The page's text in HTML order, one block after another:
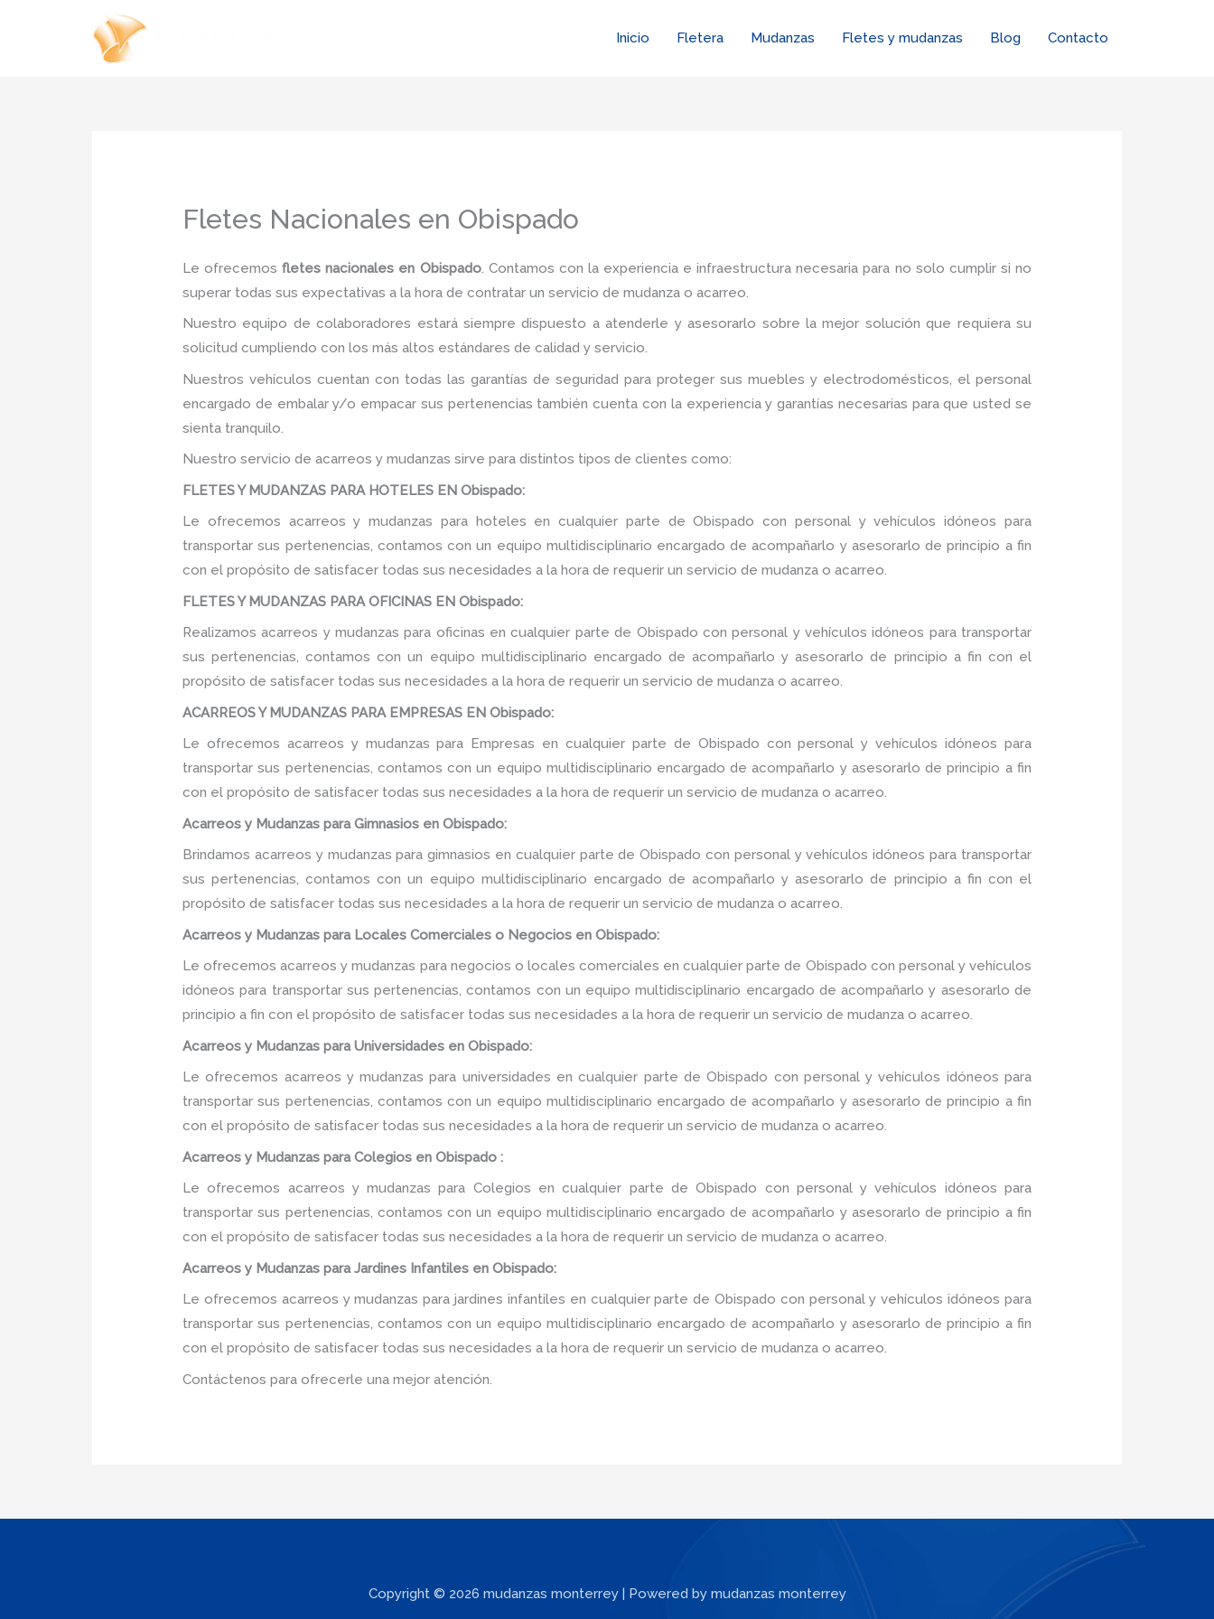
Inicio Fletera Mudanzas Fletes y mudanzas Blog Contacto
Fletes Nacionales en Obispado
Le ofrecemos fletes nacionales en Obispado. Contamos con la experiencia e infraestructura necesaria para no solo cumplir si no
superar todas sus expectativas a la hora de contratar un servicio de mudanza o acarreo.
Nuestro equipo de colaboradores estará siempre dispuesto a atenderle y asesorarlo sobre la mejor solución que requiera su
solicitud cumpliendo con los más altos estándares de calidad y servicio.
Nuestros vehículos cuentan con todas las garantías de seguridad para proteger sus muebles y electrodomésticos, el personal
encargado de embalar y/o empacar sus pertenencias también cuenta con la experiencia y garantías necesarias para que usted se
sienta tranquilo.
Nuestro servicio de acarreos y mudanzas sirve para distintos tipos de clientes como:
FLETES Y MUDANZAS PARA HOTELES EN Obispado:
Le ofrecemos acarreos y mudanzas para hoteles en cualquier parte de Obispado con personal y vehículos idóneos para
transportar sus pertenencias, contamos con un equipo multidisciplinario encargado de acompañarlo y asesorarlo de principio a fin
con el propósito de satisfacer todas sus necesidades a la hora de requerir un servicio de mudanza o acarreo.
FLETES Y MUDANZAS PARA OFICINAS EN Obispado:
Realizamos acarreos y mudanzas para oficinas en cualquier parte de Obispado con personal y vehículos idóneos para transportar
sus pertenencias, contamos con un equipo multidisciplinario encargado de acompañarlo y asesorarlo de principio a fin con el
propósito de satisfacer todas sus necesidades a la hora de requerir un servicio de mudanza o acarreo.
ACARREOS Y MUDANZAS PARA EMPRESAS EN Obispado:
Le ofrecemos acarreos y mudanzas para Empresas en cualquier parte de Obispado con personal y vehículos idóneos para
transportar sus pertenencias, contamos con un equipo multidisciplinario encargado de acompañarlo y asesorarlo de principio a fin
con el propósito de satisfacer todas sus necesidades a la hora de requerir un servicio de mudanza o acarreo.
Acarreos y Mudanzas para Gimnasios en Obispado:
Brindamos acarreos y mudanzas para gimnasios en cualquier parte de Obispado con personal y vehículos idóneos para transportar
sus pertenencias, contamos con un equipo multidisciplinario encargado de acompañarlo y asesorarlo de principio a fin con el
propósito de satisfacer todas sus necesidades a la hora de requerir un servicio de mudanza o acarreo.
Acarreos y Mudanzas para Locales Comerciales o Negocios en Obispado:
Le ofrecemos acarreos y mudanzas para negocios o locales comerciales en cualquier parte de Obispado con personal y vehículos
idóneos para transportar sus pertenencias, contamos con un equipo multidisciplinario encargado de acompañarlo y asesorarlo de
principio a fin con el propósito de satisfacer todas sus necesidades a la hora de requerir un servicio de mudanza o acarreo.
Acarreos y Mudanzas para Universidades en Obispado:
Le ofrecemos acarreos y mudanzas para universidades en cualquier parte de Obispado con personal y vehículos idóneos para
transportar sus pertenencias, contamos con un equipo multidisciplinario encargado de acompañarlo y asesorarlo de principio a fin
con el propósito de satisfacer todas sus necesidades a la hora de requerir un servicio de mudanza o acarreo.
Acarreos y Mudanzas para Colegios en Obispado :
Le ofrecemos acarreos y mudanzas para Colegios en cualquier parte de Obispado con personal y vehículos idóneos para
transportar sus pertenencias, contamos con un equipo multidisciplinario encargado de acompañarlo y asesorarlo de principio a fin
con el propósito de satisfacer todas sus necesidades a la hora de requerir un servicio de mudanza o acarreo.
Acarreos y Mudanzas para Jardines Infantiles en Obispado:
Le ofrecemos acarreos y mudanzas para jardines infantiles en cualquier parte de Obispado con personal y vehículos idóneos para
transportar sus pertenencias, contamos con un equipo multidisciplinario encargado de acompañarlo y asesorarlo de principio a fin
con el propósito de satisfacer todas sus necesidades a la hora de requerir un servicio de mudanza o acarreo.
Contáctenos para ofrecerle una mejor atención.
Copyright © 2026 mudanzas monterrey | Powered by mudanzas monterrey